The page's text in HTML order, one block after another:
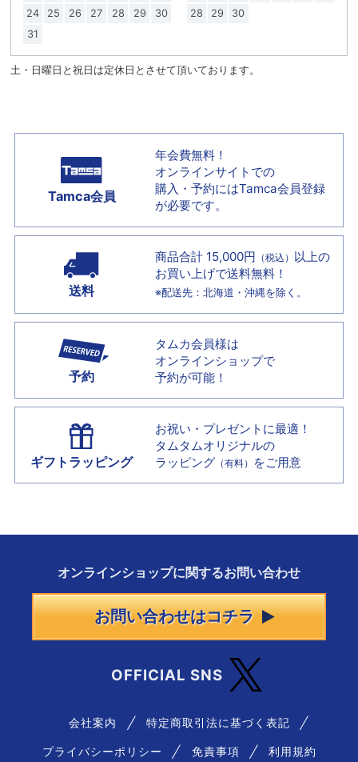
24
25 26 27 28 29
30
31
28
29 30
土・日曜日と祝日は定休日とさせて頂いております。
Tamca会員
年会費無料！
オンラインサイトでの
購入・予約にはTamca会員登録
が必要です。
送料
商品合計 15,000円 （税込） 以上の
お買い上げで送料無料！
※配送先：北海道・沖縄を除く。
予約
タムカ会員様は
オンラインショップで
予約が可能！
ギフトラッピング
お祝い・プレゼントに最適！
タムタムオリジナルの
ラッピング （有料） をご用意
オンラインショップに関するお問い合わせ
お問い合わせはコチラ
OFFICIAL SNS
会社案内 特定商取引法に基づく表記
プライバシーポリシー 免責事項 利用規約